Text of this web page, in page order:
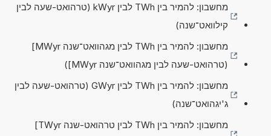
מחשבון: להמיר בין TWh לבין kWyr (טרהואט-שעה לבין
קילוואט־שנה)
מחשבון: להמיר בין TWh לבין מגהוואט־שנה MWyr]
(טרהואט-שעה לבין מגהוואט־שנה MWyr])
מחשבון: להמיר בין TWh לבין GWyr (טרהואט-שעה לבין
ג'יגהואט־שנה)
מחשבון: להמיר בין TWh לבין טרהואט-שנה TWyr]